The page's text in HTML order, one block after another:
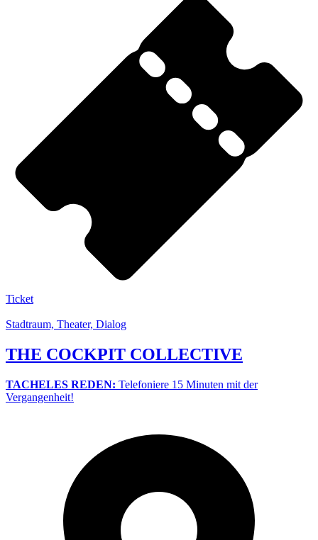
Ticket
Stadtraum, Theater, Dialog
THE COCKPIT COLLECTIVE
TACHELES REDEN: Telefoniere 15 Minuten mit der
Vergangenheit!